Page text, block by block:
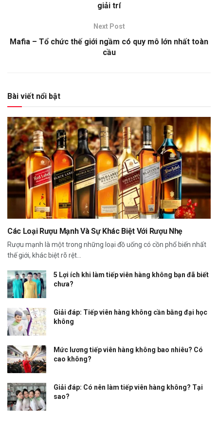
giải trí
Next Post
Mafia – Tổ chức thế giới ngầm có quy mô lớn nhất toàn
cầu
Bài viết nổi bật
Các Loại Rượu Mạnh Và Sự Khác Biệt Với Rượu Nhẹ
Rượu mạnh là một trong những loại đồ uống có cồn phổ biến nhất
thế giới, khác biệt rõ rệt...
5 Lợi ích khi làm tiếp viên hàng không bạn đã biết
chưa?
Giải đáp: Tiếp viên hàng không cần bằng đại học
không
Mức lương tiếp viên hàng không bao nhiêu? Có
cao không?
Giải đáp: Có nên làm tiếp viên hàng không? Tại
sao?